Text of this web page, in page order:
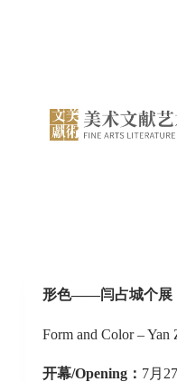
形色——闫占城个展
Form and Color – Yan
开幕/Opening： 7月